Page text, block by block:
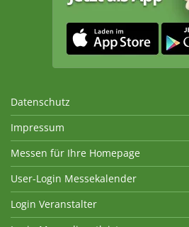
Datenschutz
Impressum
Messen für Ihre Homepage
User-Login Messekalender
Login Veranstalter